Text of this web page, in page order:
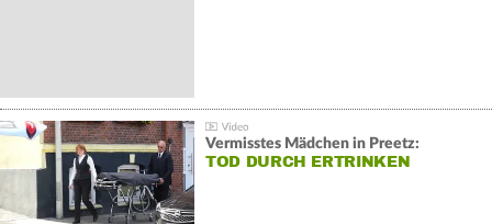
Vermisstes Mädchen in Preetz:
TOD DURCH ERTRINKEN